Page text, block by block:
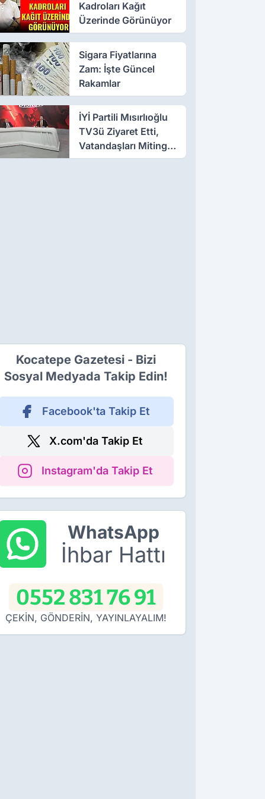
Kadroları Kağıt
Üzerinde Görünüyor
Sigara Fiyatlarına
Zam: İşte Güncel
Rakamlar
İYİ Partili Mısırlıoğlu
TV3ü Ziyaret Etti,
Vatandaşları Mitinge
Davet Etti
Kocatepe Gazetesi - Bizi
Sosyal Medyada Takip Edin!
Facebook'ta Takip Et
X.com'da Takip Et
Instagram'da Takip Et
WhatsApp
İhbar Hattı
0552 831 76 91
ÇEKİN, GÖNDERİN, YAYINLAYALIM!